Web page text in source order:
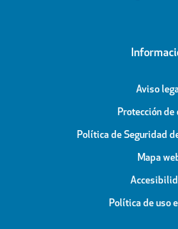
Aviso
Protección de
Política de Seguridad
Mapa
Política de uso